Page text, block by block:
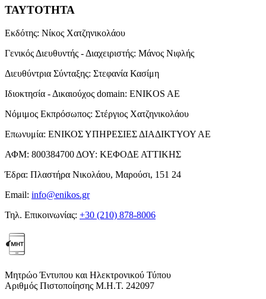
ΤΑΥΤΟΤΗΤΑ
Εκδότης: Νίκος Χατζηνικολάου
Γενικός Διευθυντής - Διαχειριστής: Μάνος Νιφλής
Διευθύντρια Σύνταξης: Στεφανία Κασίμη
Ιδιοκτησία - Δικαιούχος domain: ENIKOS AE
Νόμιμος Εκπρόσωπος: Στέργιος Χατζηνικολάου
Επωνυμία: ΕΝΙΚΟΣ ΥΠΗΡΕΣΙΕΣ ΔΙΑΔΙΚΤΥΟΥ ΑΕ
ΑΦΜ: 800384700 ΔΟΥ: ΚΕΦΟΔΕ ΑΤΤΙΚΗΣ
Έδρα: Πλαστήρα Νικολάου, Μαρούσι, 151 24
Email: info@enikos.gr
Τηλ. Επικοινωνίας: +30 (210) 878-8006
Μητρώο Έντυπου και Ηλεκτρονικού Τύπου
Αριθμός Πιστοποίησης Μ.Η.Τ. 242097